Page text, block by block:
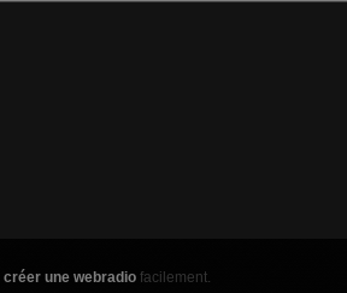
créer une webradio facilement.